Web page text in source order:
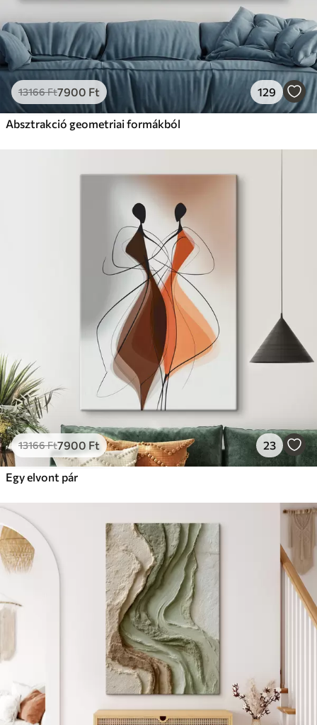
13166Ft7900 Ft 129
Absztrakció geometriai formákból
13166Ft7900 Ft 23
Egy elvont pár